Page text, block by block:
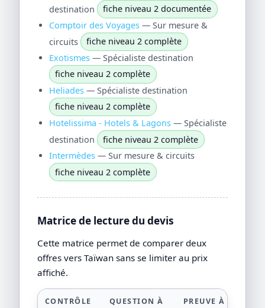
destination
fiche niveau 2 documentée
Comptoir des Voyages— Sur mesure &
circuits
fiche niveau 2 complète
Exotismes— Spécialiste destination
fiche niveau 2 complète
Heliades— Spécialiste destination
fiche niveau 2 complète
Hotelissima - Hotels & Lagons— Spécialiste
destination
fiche niveau 2 complète
Intermèdes— Sur mesure & circuits
fiche niveau 2 complète
Matrice de lecture du devis
Cette matrice permet de comparer deux
offres vers Taïwan sans se limiter au prix
affiché.
CONTRÔLE
QUESTION À
PREUVE À